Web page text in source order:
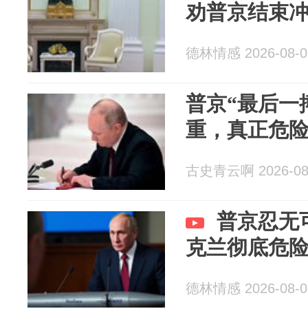
劝普京结束
德林情感 2026-08-
普京“最后一
重，真正危
古史青云啊 2026-
普京忍无
克兰彻底危
德林情感 2026-08-